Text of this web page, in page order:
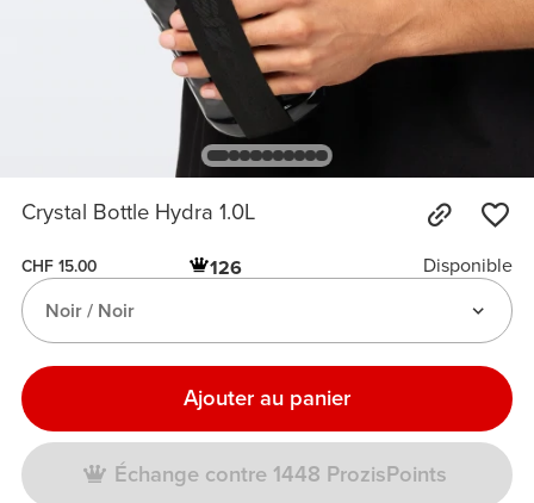
Crystal Bottle Hydra 1.0L
CHF 15.00 126
Disponible
Noir / Noir
Ajouter au panier
Échange contre 1448 ProzisPoints